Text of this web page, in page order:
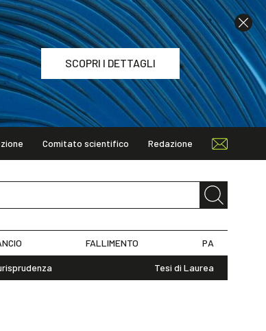
SCOPRI I DETTAGLI
Comitato scientifico Redazione
FALLIMENTO PA
Tesi di Laurea